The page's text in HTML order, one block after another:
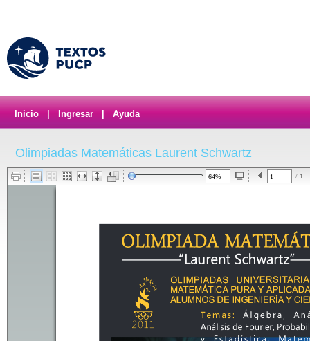
Inicio Ingresar Ayuda
Olimpiadas Matemáticas Laurent Schwartz
/ 1